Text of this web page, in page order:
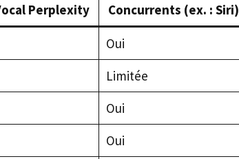
Perplexity Concurrents (ex. : Siri)
Oui
Limitée
Oui
Oui